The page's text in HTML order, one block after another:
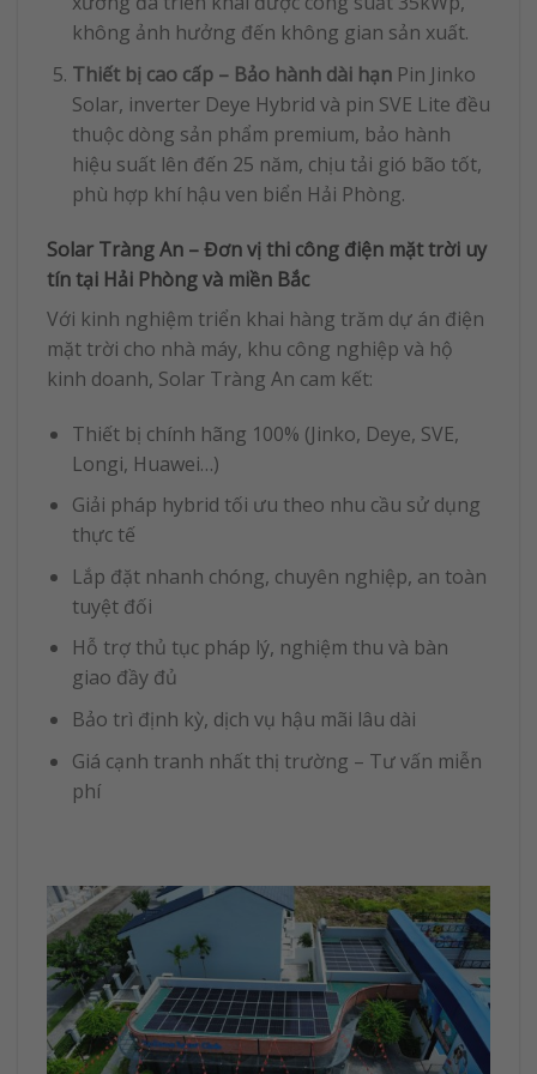
không ảnh hưởng đến không gian sản xuất.
Thiết bị cao cấp – Bảo hành dài hạnPin Jinko
Solar, inverter Deye Hybrid và pin SVE Lite đều
thuộc dòng sản phẩm premium, bảo hành
hiệu suất lên đến 25 năm, chịu tải gió bão tốt,
phù hợp khí hậu ven biển Hải Phòng.
Solar Tràng An – Đơn vị thi công điện mặt trời uy
tín tại Hải Phòng và miền Bắc
Với kinh nghiệm triển khai hàng trăm dự án điện
mặt trời cho nhà máy, khu công nghiệp và hộ
kinh doanh, Solar Tràng An cam kết:
Thiết bị chính hãng 100% (Jinko, Deye, SVE,
Longi, Huawei…)
Giải pháp hybrid tối ưu theo nhu cầu sử dụng
thực tế
Lắp đặt nhanh chóng, chuyên nghiệp, an toàn
tuyệt đối
Hỗ trợ thủ tục pháp lý, nghiệm thu và bàn
giao đầy đủ
Bảo trì định kỳ, dịch vụ hậu mãi lâu dài
Giá cạnh tranh nhất thị trường – Tư vấn miễn
phí